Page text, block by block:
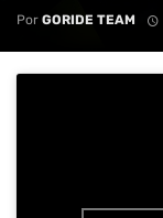
Por GORIDE TEAM